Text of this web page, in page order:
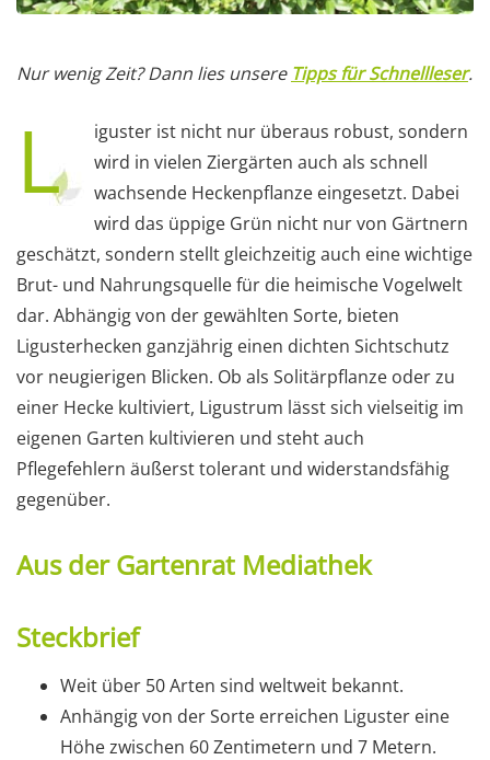
Nur wenig Zeit? Dann lies unsere Tipps für Schnellleser.
L
iguster ist nicht nur überaus robust, sondern
wird in vielen Ziergärten auch als schnell
wachsende Heckenpflanze eingesetzt. Dabei
wird das üppige Grün nicht nur von Gärtnern
geschätzt, sondern stellt gleichzeitig auch eine wichtige
Brut- und Nahrungsquelle für die heimische Vogelwelt
dar. Abhängig von der gewählten Sorte, bieten
Ligusterhecken ganzjährig einen dichten Sichtschutz
vor neugierigen Blicken. Ob als Solitärpflanze oder zu
einer Hecke kultiviert, Ligustrum lässt sich vielseitig im
eigenen Garten kultivieren und steht auch
Pflegefehlern äußerst tolerant und widerstandsfähig
gegenüber.
Aus der Gartenrat Mediathek
Steckbrief
Weit über 50 Arten sind weltweit bekannt.
Anhängig von der Sorte erreichen Liguster eine
Höhe zwischen 60 Zentimetern und 7 Metern.